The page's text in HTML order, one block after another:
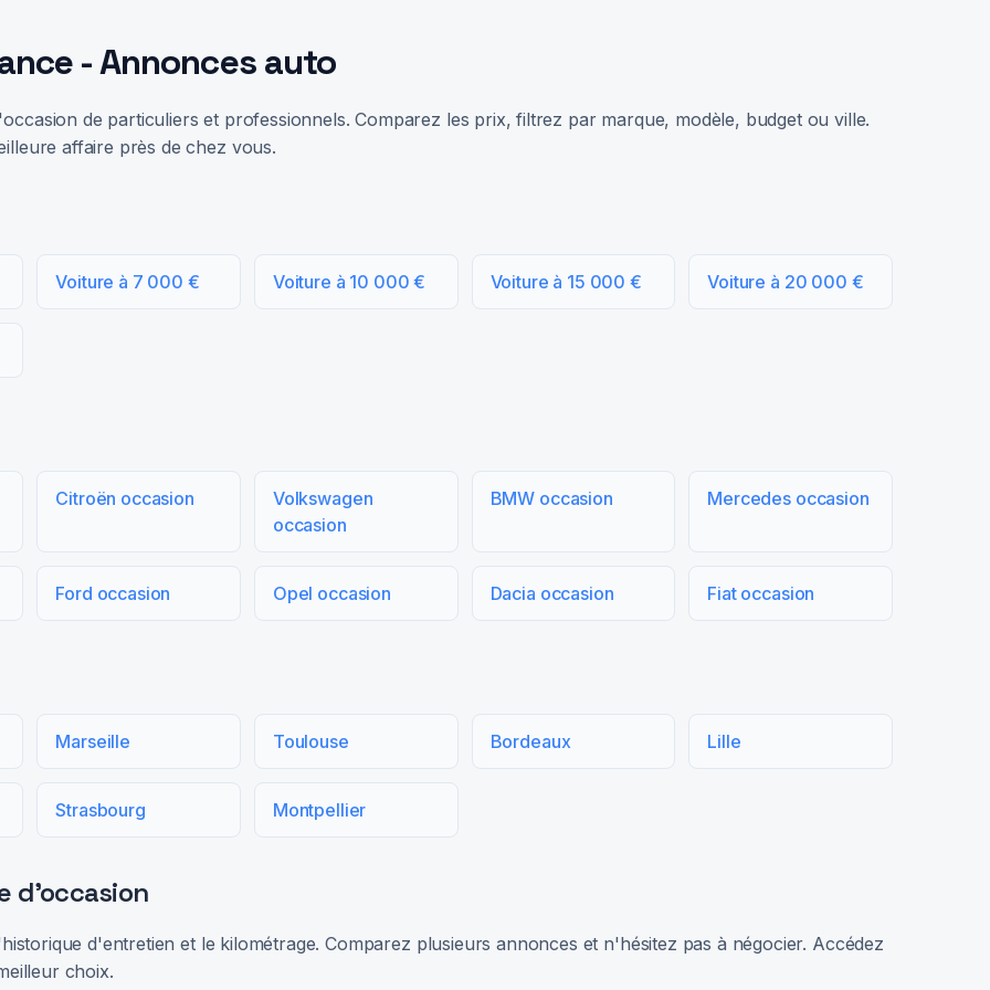
- Annonces auto
de particuliers et professionnels. Comparez les prix, filtrez par marque, modèle, budget ou ville.
affaire près de chez vous.
Voiture à 7 000 € Voiture à 10 000 € Voiture à 15 000 € Voiture à 20 000 €
Citroën occasion
Volkswagen
occasion
BMW occasion Mercedes occasion
Ford occasion Opel occasion Dacia occasion Fiat occasion
Marseille Toulouse Bordeaux Lille
Strasbourg Montpellier
d'occasion
d'entretien et le kilométrage. Comparez plusieurs annonces et n'hésitez pas à négocier. Accédez
choix.